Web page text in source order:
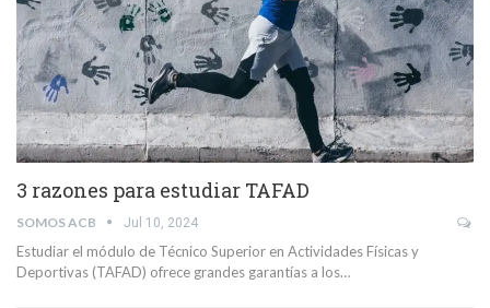
3 razones para estudiar TAFAD
SOMOS ACB Jul 10, 2024
Estudiar el módulo de Técnico Superior en Actividades Físicas y
Deportivas (TAFAD) ofrece grandes garantías a los…